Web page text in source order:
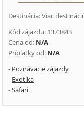
Destinácia: Viac destinácií
Kód zájazdu: 1373843
Cena od: N/A
Príplatky od: N/A
- Poznávacie zájazdy
- Exotika
-Safari